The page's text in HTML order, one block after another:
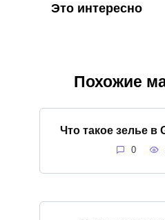
Это интересно
Похожие
Что такое зелье в
0